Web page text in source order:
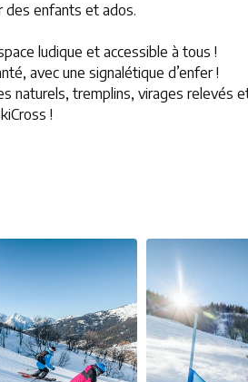
des enfants et ados.
ludique et accessible à tous !
avec une signalétique d’enfer !
naturels, tremplins, virages relevés
!